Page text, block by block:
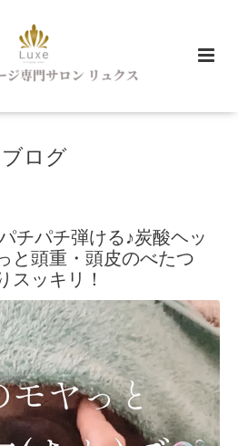
ブログ
チパチ弾ける♪炭酸ヘッ
と頭重・頭皮のべたつ
スッキリ！